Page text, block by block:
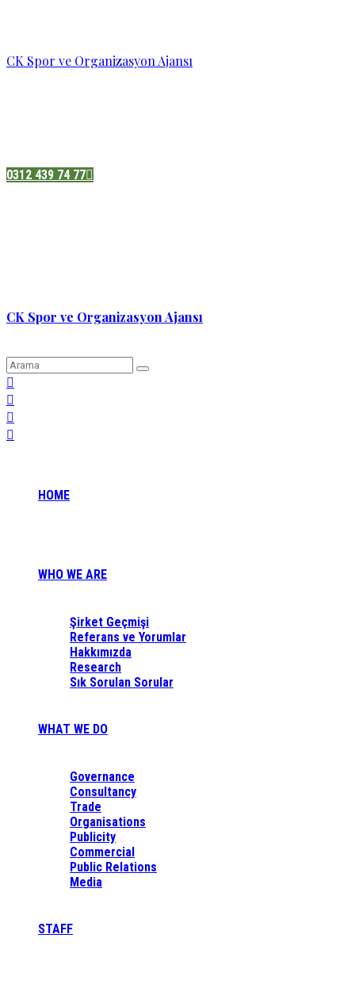
CK Spor ve Organizasyon Ajansı
0312 439 74 77
CK Spor ve Organizasyon Ajansı
HOME
WHO WE ARE
Şirket Geçmişi
Referans ve Yorumlar
Hakkımızda
Research
Sık Sorulan Sorular
WHAT WE DO
Governance
Consultancy
Trade
Organisations
Publicity
Commercial
Public Relations
Media
STAFF